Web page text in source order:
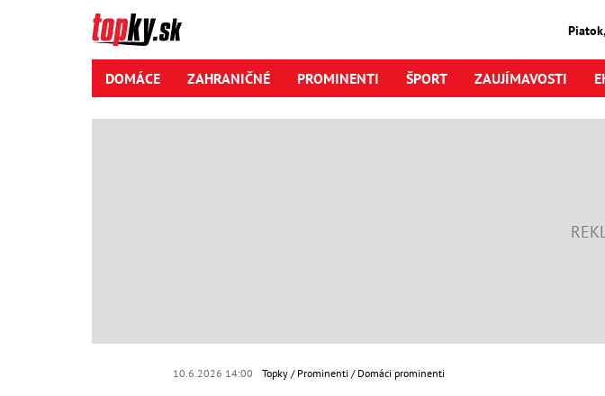
Piatok,
DOMÁCE ZAHRANIČNÉ PROMINENTI ŠPORT ZAUJÍMAVOSTI
10.6.2026 14:00 Topky Prominenti Domáci prominenti